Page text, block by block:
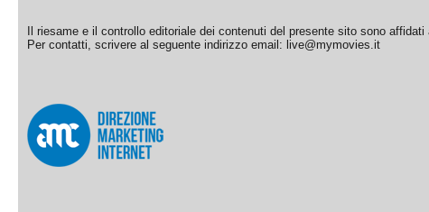
Il riesame e il controllo editoriale dei contenuti del presente sito sono
Per contatti, scrivere al seguente indirizzo email: live@mymovies.it